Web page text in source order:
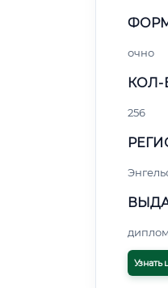
очно
КОЛ-
256
Узнать